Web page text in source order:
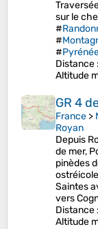
sur le
#
#
#
Distance
Altitude
GR 4
France >
Royan
Depuis
de mer,
pinèdes
Saintes
vers
Distance
Altitude